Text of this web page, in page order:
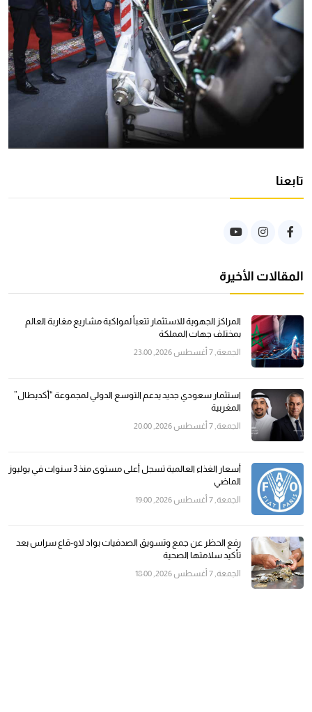
تابعنا
المقالات الأخيرة
المراكز الجهوية للاستثمار تتعبأ لمواكبة مشاريع مغاربة العالم
بمختلف جهات المملكة
الجمعة, 7 أغسطس 2026, 23:00
استثمار سعودي جديد يدعم التوسع الدولي لمجموعة “أكديطال”
المغربية
الجمعة, 7 أغسطس 2026, 20:00
أسعار الغذاء العالمية تسجل أعلى مستوى منذ 3 سنوات في يوليوز
الماضي
الجمعة, 7 أغسطس 2026, 19:00
رفع الحظر عن جمع وتسويق الصدفيات بواد لاو-قاع سراس بعد
تأكيد سلامتها الصحية
الجمعة, 7 أغسطس 2026, 18:00